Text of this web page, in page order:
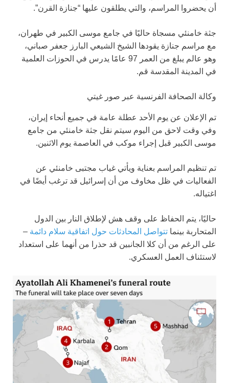
أن يحضروا المراسم، والتي يطلقون عليها “جنازة القرن”.
جثة خامنئي مسجاة حاليًا في جامع موسى الكبير في طهران،
مع مراسم جنازة يقودها الشيخ الشيعي البارز جعفر صباني،
وهو عالم يبلغ من العمر 97 عامًا يدرس في الحوزات العلمية
في المدينة المقدسة قم.
وكالة الصحافة الفرنسية عبر صور غيتي
تم الإعلان عن يوم الأحد عطلة عامة في جميع أنحاء إيران،
وفي وقت لاحق من اليوم سيتم نقل جثة خامنئي من جامع
موسى الكبير قبل إجراء موكب في العاصمة يوم الاثنين.
تم تنظيم المراسم بعناية ويأتي غياب مجتبى خامنئي عن
الفعاليات في ظل مخاوف من أن إسرائيل قد ترغب أيضًا في
اغتياله.
حاليًا، يتم الحفاظ على وقف هش لإطلاق النار بين الدول
المتحاربة بينما تتواصل المحادثات حول اتفاقية سلام دائمة –
على الرغم من أن كلا الجانبين قد حذرا من أنهما على استعداد
لاستئناف العمل العسكري.